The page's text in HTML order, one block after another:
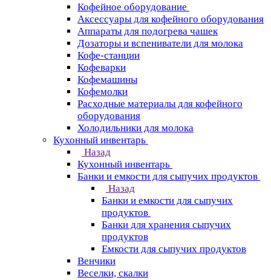
Кофейное оборудование
Аксессуары для кофейного оборудования
Аппараты для подогрева чашек
Дозаторы и вспениватели для молока
Кофе-станции
Кофеварки
Кофемашины
Кофемолки
Расходные материалы для кофейного
оборудования
Холодильники для молока
Кухонный инвентарь
Назад
Кухонный инвентарь
Банки и емкости для сыпучих продуктов
Назад
Банки и емкости для сыпучих
продуктов
Банки для хранения сыпучих
продуктов
Емкости для сыпучих продуктов
Венчики
Веселки, скалки